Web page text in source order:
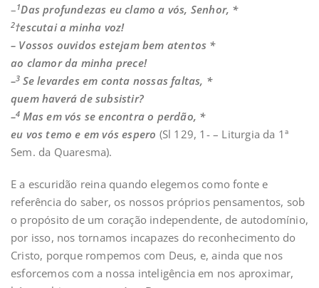
–1Das profundezas eu clamo a vós, Senhor, *
2†escutai a minha voz!
– Vossos ouvidos estejam bem atentos *
ao clamor da minha prece!
–3 Se levardes em conta nossas faltas, *
quem haverá de subsistir?
–4 Mas em vós se encontra o perdão, *
eu vos temo e em vós espero (Sl 129, 1- – Liturgia da 1ª
Sem. da Quaresma).
E a escuridão reina quando elegemos como fonte e
referência do saber, os nossos próprios pensamentos, sob
o propósito de um coração independente, de autodomínio,
por isso, nos tornamos incapazes do reconhecimento do
Cristo, porque rompemos com Deus, e, ainda que nos
esforcemos com a nossa inteligência em nos aproximar,